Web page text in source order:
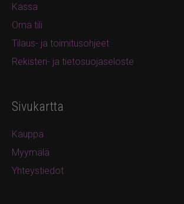
Kassa
Oma tili
Tilaus- ja toimitusohjeet
Rekisteri- ja tietosuojaseloste
Sivukartta
Kauppa
Myymälä
Yhteystiedot